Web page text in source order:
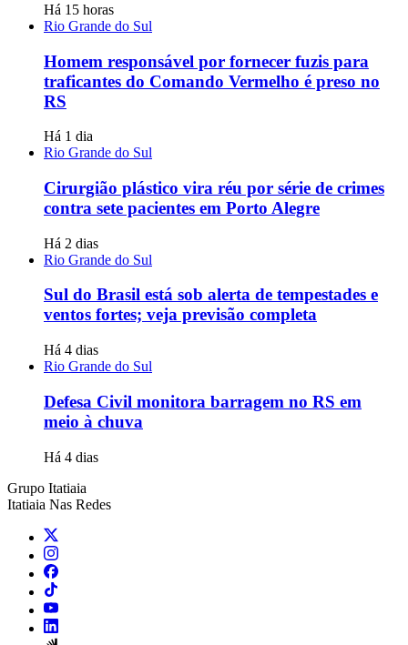
Há 15 horas
Rio Grande do Sul
Homem responsável por fornecer fuzis para
traficantes do Comando Vermelho é preso no
RS
Há 1 dia
Rio Grande do Sul
Cirurgião plástico vira réu por série de crimes
contra sete pacientes em Porto Alegre
Há 2 dias
Rio Grande do Sul
Sul do Brasil está sob alerta de tempestades e
ventos fortes; veja previsão completa
Há 4 dias
Rio Grande do Sul
Defesa Civil monitora barragem no RS em
meio à chuva
Há 4 dias
Grupo Itatiaia
Itatiaia Nas Redes